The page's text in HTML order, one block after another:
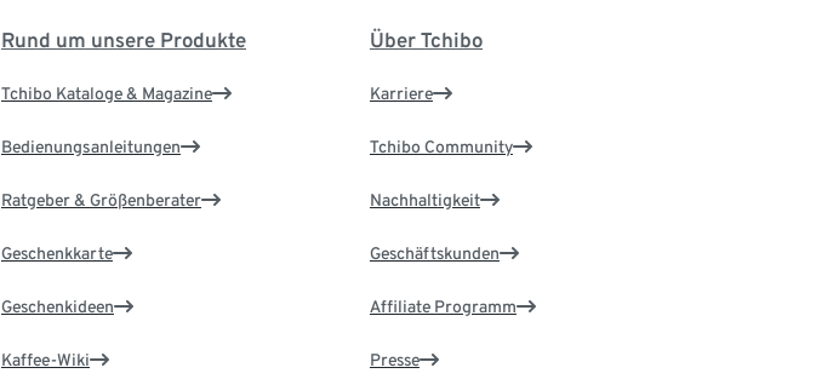
Rund um unsere Produkte
Tchibo Kataloge & Magazine
Bedienungsanleitungen
Ratgeber & Größenberater
Geschenkkarte
Geschenkideen
Kaffee-Wiki
Über Tchibo
Karriere
Tchibo Community
Nachhaltigkeit
Geschäftskunden
Affiliate Programm
Presse